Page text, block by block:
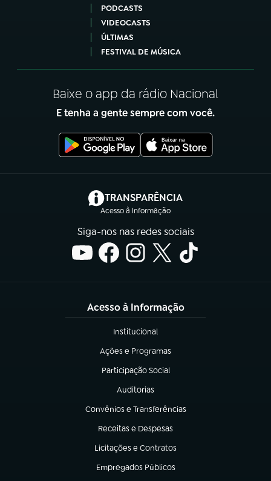
PODCASTS
VIDEOCASTS
ÚLTIMAS
FESTIVAL DE MÚSICA
Baixe o app da rádio Nacional
E tenha a gente sempre com você.
TRANSPARÊNCIA
Acesso à Informação
(abre em nova aba)
Siga-nos nas redes sociais
Acesso à Informação
Institucional
(abre em nova aba)
Ações e Programas
(abre em nova aba)
Participação Social
(abre em nova aba)
Auditorias
(abre em nova aba)
Convênios e Transferências
(abre em nova aba)
Receitas e Despesas
(abre em nova aba)
Licitações e Contratos
(abre em nova aba)
Empregados Públicos
(abre em nova aba)